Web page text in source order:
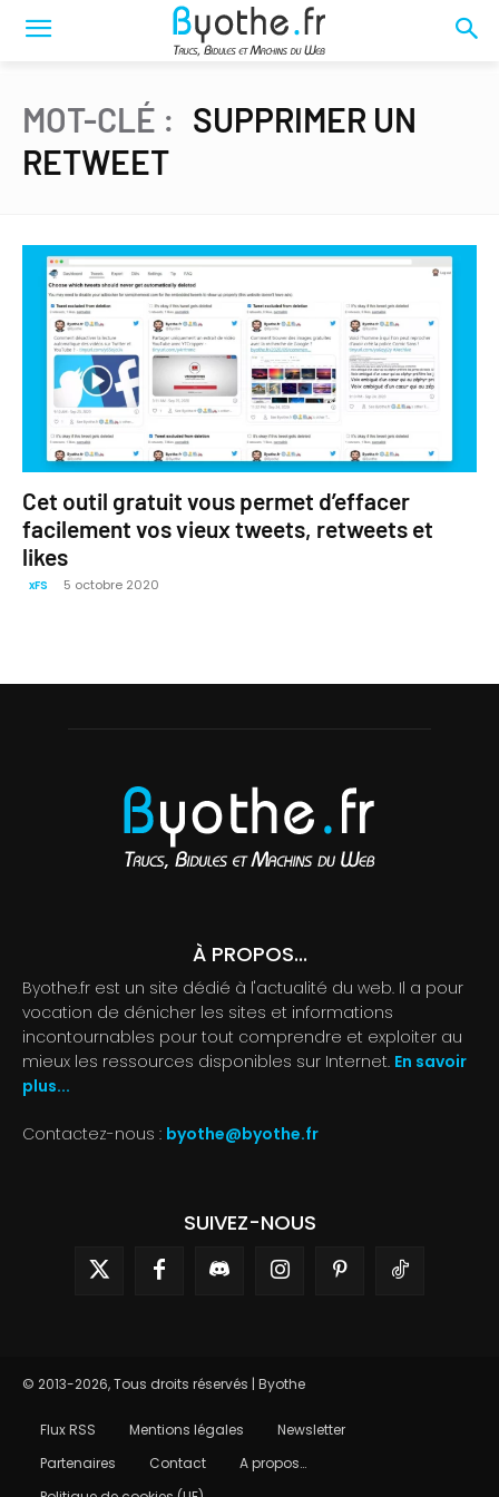
MOT-CLÉ : SUPPRIMER UN
RETWEET
Cet outil gratuit vous permet d’effacer
facilement vos vieux tweets, retweets et
likes
xFS 5 octobre 2020
À PROPOS...
Byothe.fr est un site dédié à l'actualité du web. Il a pour
vocation de dénicher les sites et informations
incontournables pour tout comprendre et exploiter au
mieux les ressources disponibles sur Internet. En savoir
plus...
Contactez-nous : byothe@byothe.fr
SUIVEZ-NOUS
© 2013-2026, Tous droits réservés | Byothe
Flux RSS Mentions légales
Newsletter
Partenaires
Contact
A propos…